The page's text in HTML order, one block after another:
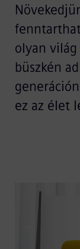
olyan
büszkén
ez az élet